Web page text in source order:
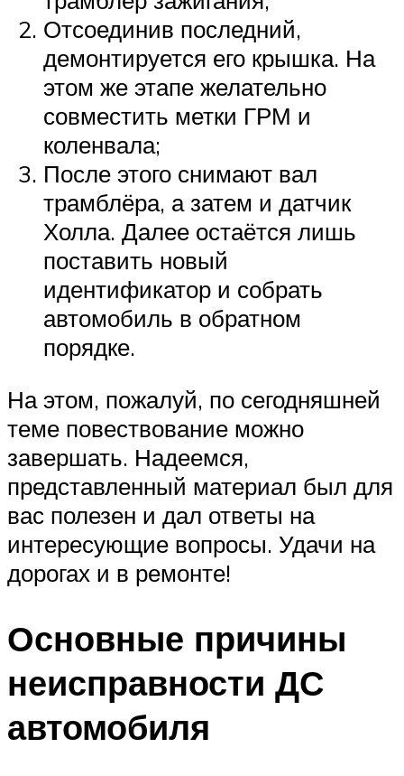
Отсоединив последний,
демонтируется его крышка. На
этом же этапе желательно
совместить метки ГРМ и
коленвала;
После этого снимают вал
трамблёра, а затем и датчик
Холла. Далее остаётся лишь
поставить новый
идентификатор и собрать
автомобиль в обратном
порядке.
На этом, пожалуй, по сегодняшней
теме повествование можно
завершать. Надеемся,
представленный материал был для
вас полезен и дал ответы на
интересующие вопросы. Удачи на
дорогах и в ремонте!
Основные причины
неисправности ДС
автомобиля